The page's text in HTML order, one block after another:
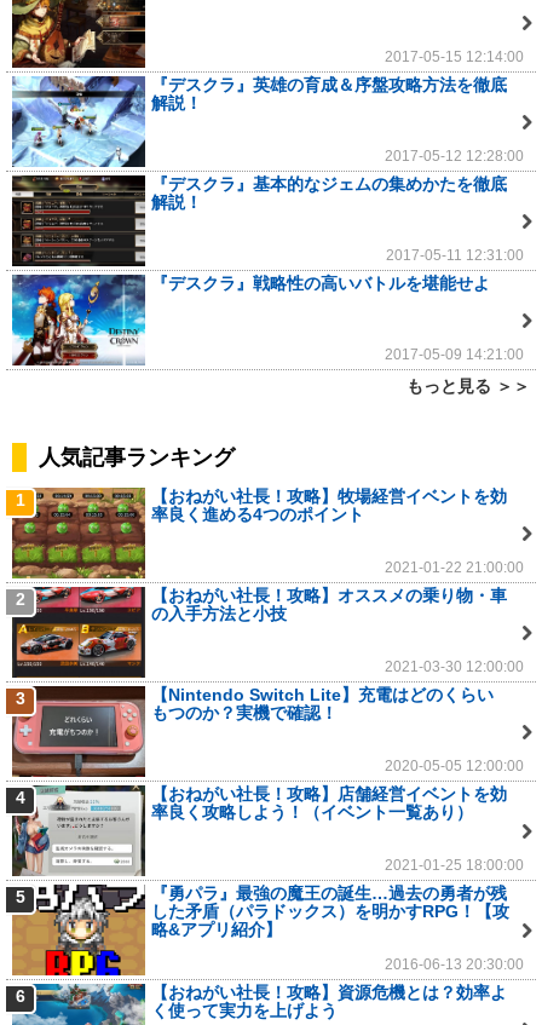
2017-05-15 12:14:00
『デスクラ』英雄の育成＆序盤攻略方法を徹底
解説！
2017-05-12 12:28:00
『デスクラ』基本的なジェムの集めかたを徹底
解説！
2017-05-11 12:31:00
『デスクラ』戦略性の高いバトルを堪能せよ
2017-05-09 14:21:00
もっと見る ＞＞
人気記事ランキング
1
【おねがい社長！攻略】牧場経営イベントを効
率良く進める4つのポイント
2021-01-22 21:00:00
2
【おねがい社長！攻略】オススメの乗り物・車
の入手方法と小技
2021-03-30 12:00:00
3
【Nintendo Switch Lite】充電はどのくらい
もつのか？実機で確認！
2020-05-05 12:00:00
4
【おねがい社長！攻略】店舗経営イベントを効
率良く攻略しよう！（イベント一覧あり）
2021-01-25 18:00:00
5
『勇パラ』最強の魔王の誕生…過去の勇者が残
した矛盾（パラドックス）を明かすRPG！【攻
略&アプリ紹介】
2016-06-13 20:30:00
6
【おねがい社長！攻略】資源危機とは？効率よ
く使って実力を上げよう